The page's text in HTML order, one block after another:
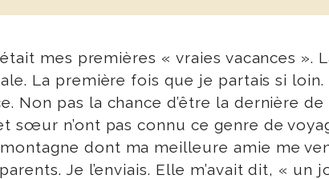
mes premières « vraies vacances
La première fois que je partais si loin.
Non pas la chance d’être la dernière
sœur n’ont pas connu ce genre de
dont ma meilleure amie me
Je l’enviais. Elle m’avait dit, «